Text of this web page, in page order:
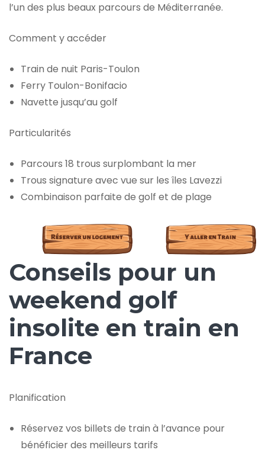
l’un des plus beaux parcours de Méditerranée.
Comment y accéder
Train de nuit Paris-Toulon
Ferry Toulon-Bonifacio
Navette jusqu’au golf
Particularités
Parcours 18 trous surplombant la mer
Trous signature avec vue sur les îles Lavezzi
Combinaison parfaite de golf et de plage
Conseils pour un
weekend golf
insolite en train en
France
Planification
Réservez vos billets de train à l’avance pour
bénéficier des meilleurs tarifs